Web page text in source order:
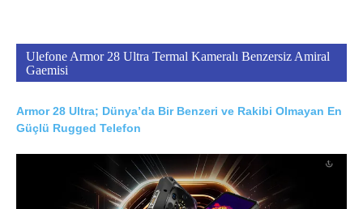
Ulefone Armor 28 Ultra Termal Kameralı Benzersiz Amiral
Gaemisi
Armor 28 Ultra; Dünya’da Bir Benzeri ve Rakibi Olmayan En
Güçlü Rugged Telefon